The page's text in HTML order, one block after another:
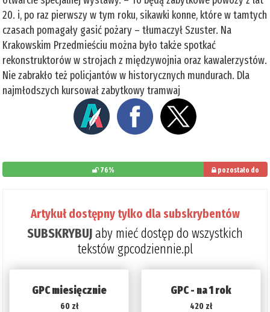
20. i, po raz pierwszy w tym roku, sikawki konne, które w tamtych
czasach pomagały gasić pożary – tłumaczył Szuster. Na
Krakowskim Przedmieściu można było także spotkać
rekonstruktorów w strojach z międzywojnia oraz kawalerzystów.
Nie zabrakło też policjantów w historycznych mundurach. Dla
najmłodszych kursował zabytkowy tramwaj
76%
pozostało do
Artykuł dostępny tylko dla subskrybentów
SUBSKRYBUJaby mieć dostęp do wszystkich
tekstów gpcodziennie.pl
GPC miesięcznie
60 zł
GPC - na 1 rok
420 zł